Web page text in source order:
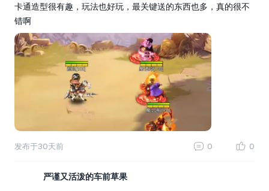
卡通造型很有趣，玩法也好玩，最关键送的东西也多，真的很不
错啊
发布于30天前 0 0
严谨又活泼的车前草果